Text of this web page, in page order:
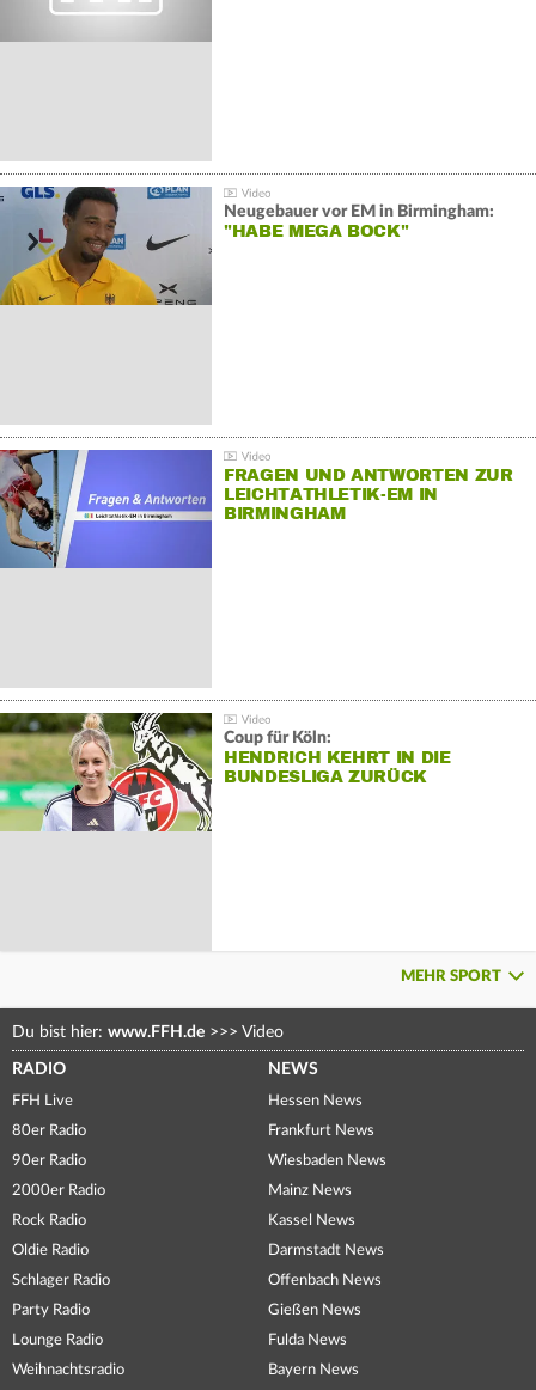
Neugebauer vor EM in Birmingham:
"HABE MEGA BOCK"
FRAGEN UND ANTWORTEN ZUR
LEICHTATHLETIK-EM IN
BIRMINGHAM
Coup für Köln:
HENDRICH KEHRT IN DIE
BUNDESLIGA ZURÜCK
MEHR SPORT
Du bist hier: www.FFH.de >>> Video
RADIO
FFH Live
80er Radio
90er Radio
2000er Radio
Rock Radio
Oldie Radio
Schlager Radio
Party Radio
Lounge Radio
Weihnachtsradio
NEWS
Hessen News
Frankfurt News
Wiesbaden News
Mainz News
Kassel News
Darmstadt News
Offenbach News
Gießen News
Fulda News
Bayern News